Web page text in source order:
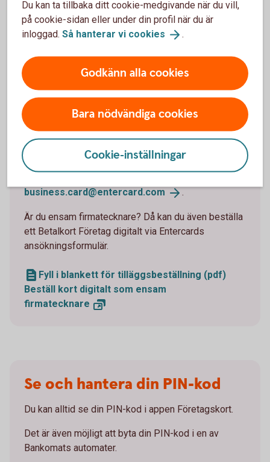
Ansök digitalt om höjd kreditgräns som ensam
firmatecknare
Beställ kort till en kollega
Behöver en kollega på företaget ett företagskort?
Du kan enkelt beställa det om du är firmatecknare
genom att skicka in en beställningsblankett via post
business.card@entercard.com .
Är du ensam firmatecknare? Då kan du även beställa
ett Betalkort Företag digitalt via Entercards
ansökningsformulär.
Fyll i blankett för tilläggsbeställning (pdf)
Beställ kort digitalt som ensam
firmatecknare
Se och hantera din PIN-kod
Du kan alltid se din PIN-kod i appen Företagskort.
Det är även möjligt att byta din PIN-kod i en av
Bankomats automater.
Du kan ta tillbaka ditt cookie-medgivande när du vill,
på cookie-sidan eller under din profil när du är
inloggad. Så hanterar vi cookies .
Godkänn alla cookies
Bara nödvändiga cookies
Cookie-inställningar